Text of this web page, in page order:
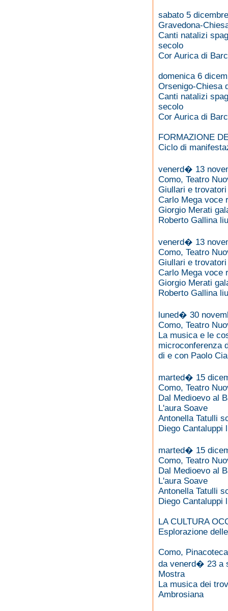
sabato 5
Gravedona-
Canti natalizi
secolo
Cor Aurica di
domenica 6
Orsenigo-Chiesa
Canti natalizi
secolo
Cor Aurica di
FORMAZIONE
Ciclo di
venerd� 13
Como, Teatro
Giullari e trovatori
Carlo Mega voce
Giorgio Merati
Roberto Gallina
venerd� 13
Como, Teatro
Giullari e trovatori
Carlo Mega voce
Giorgio Merati
Roberto Gallina
luned� 30
Como, Teatro
La musica e le
microconferenza
di e con Paolo
marted� 15
Como, Teatro
Dal Medioevo al
L'aura Soave
Antonella Tatulli
Diego Cantaluppi
marted� 15
Como, Teatro
Dal Medioevo al
L'aura Soave
Antonella Tatulli
Diego Cantaluppi
LA CULTURA
Esplorazione
Como,
da venerd� 23 a
Mostra
La musica dei
Ambrosiana